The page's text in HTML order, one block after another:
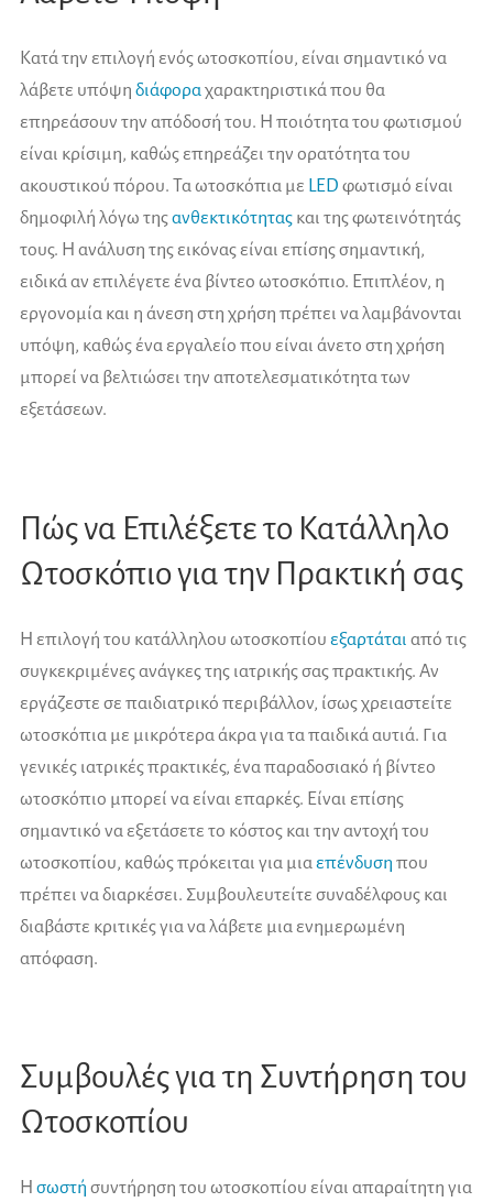
Κατά την επιλογή ενός ωτοσκοπίου, είναι σημαντικό να
λάβετε υπόψη διάφοραχαρακτηριστικά που θα
επηρεάσουν την απόδοσή του. Η ποιότητα του φωτισμού
είναι κρίσιμη, καθώς επηρεάζει την ορατότητα του
ακουστικού πόρου. Τα ωτοσκόπια με LED φωτισμό είναι
δημοφιλή λόγω τηςανθεκτικότητας και της φωτεινότητάς
τους. Η ανάλυση της εικόνας είναι επίσης σημαντική,
ειδικά αν επιλέγετε ένα βίντεο ωτοσκόπιο. Επιπλέον, η
εργονομία και η άνεση στη χρήση πρέπει να λαμβάνονται
υπόψη, καθώς ένα εργαλείο που είναι άνετο στη χρήση
μπορεί να βελτιώσει την αποτελεσματικότητα των
εξετάσεων.
Πώς να Επιλέξετε το Κατάλληλο
Ωτοσκόπιο για την Πρακτική σας
Η επιλογή του κατάλληλου ωτοσκοπίου εξαρτάται από τις
συγκεκριμένες ανάγκες της ιατρικής σας πρακτικής. Αν
εργάζεστε σε παιδιατρικό περιβάλλον, ίσως χρειαστείτε
ωτοσκόπια με μικρότερα άκρα για τα παιδικά αυτιά. Για
γενικές ιατρικές πρακτικές, ένα παραδοσιακό ή βίντεο
ωτοσκόπιο μπορεί να είναι επαρκές. Είναι επίσης
σημαντικό να εξετάσετε το κόστος και την αντοχή του
ωτοσκοπίου, καθώς πρόκειται για μια επένδυση που
πρέπει να διαρκέσει. Συμβουλευτείτε συναδέλφους και
διαβάστε κριτικές για να λάβετε μια ενημερωμένη
απόφαση.
Συμβουλές για τη Συντήρηση του
Ωτοσκοπίου
Η σωστή συντήρηση του ωτοσκοπίου είναι απαραίτητη για